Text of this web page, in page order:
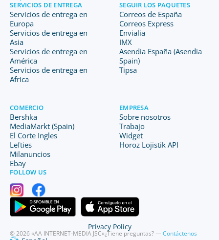
SERVICIOS DE ENTREGA
Servicios de entrega en
Europa
Servicios de entrega en
Asia
Servicios de entrega en
América
Servicios de entrega en
Africa
SEGUIR LOS PAQUETES
Correos de España
Correos Express
Envialia
IMX
Asendia España (Asendia
Spain)
Tipsa
COMERCIO
Bershka
MediaMarkt (Spain)
El Corte Ingles
Lefties
Milanuncios
Ebay
EMPRESA
Sobre nosotros
Trabajo
Widget
Horoz Lojistik API
FOLLOW US
© 2026 «AA INTERNET-MEDIA JSC»¿Tiene preguntas? —Contáctenos
Privacy Policy